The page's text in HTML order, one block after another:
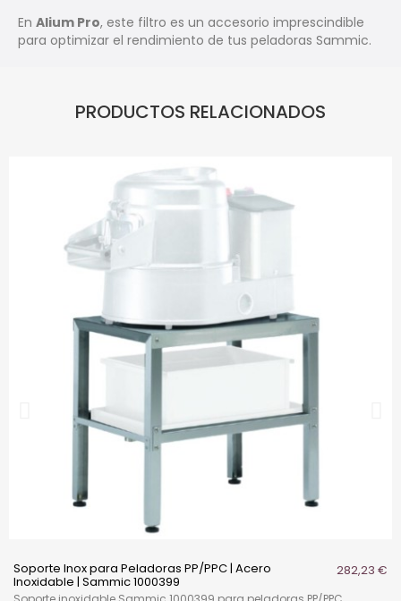
En Alium Pro, este filtro es un accesorio imprescindible
para optimizar el rendimiento de tus peladoras Sammic.
PRODUCTOS RELACIONADOS
Soporte Inox para Peladoras PP/PPC | Acero
Inoxidable | Sammic 1000399
282,23 €